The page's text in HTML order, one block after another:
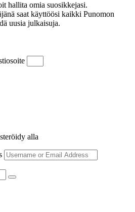
hallita omia suosikkejasi.
saat käyttöösi kaikki Punomon
uusia julkaisuja.
alla